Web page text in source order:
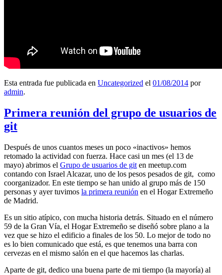
Esta entrada fue publicada en Uncategorized el 01/08/2014 por
admin.
Primera reunión del grupo de usuarios de
git
Después de unos cuantos meses un poco «inactivos» hemos
retomado la actividad con fuerza. Hace casi un mes (el 13 de
mayo) abrimos el Grupo de usuarios de git en meetup.com
contando con Israel Alcazar, uno de los pesos pesados de git, como
coorganizador. En este tiempo se han unido al grupo más de 150
personas y ayer tuvimos la primera reunión en el Hogar Extremeño
de Madrid.
Es un sitio atípico, con mucha historia detrás. Situado en el número
59 de la Gran Vía, el Hogar Extremeño se diseñó sobre plano a la
vez que se hizo el edificio a finales de los 50. Lo mejor de todo no
es lo bien comunicado que está, es que tenemos una barra con
cervezas en el mismo salón en el que hacemos las charlas.
Aparte de git, dedico una buena parte de mi tiempo (la mayoría) al